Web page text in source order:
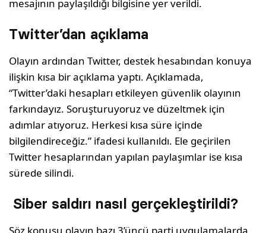
mesajının paylaşıldığı bilgisine yer verildi.
Twitter’dan açıklama
Olayın ardından Twitter, destek hesabından konuya
ilişkin kısa bir açıklama yaptı. Açıklamada,
“Twitter’daki hesapları etkileyen güvenlik olayının
farkındayız. Soruşturuyoruz ve düzeltmek için
adımlar atıyoruz. Herkesi kısa süre içinde
bilgilendireceğiz.” ifadesi kullanıldı. Ele geçirilen
Twitter hesaplarından yapılan paylaşımlar ise kısa
sürede silindi.
Siber saldırı nasıl gerçekleştirildi?